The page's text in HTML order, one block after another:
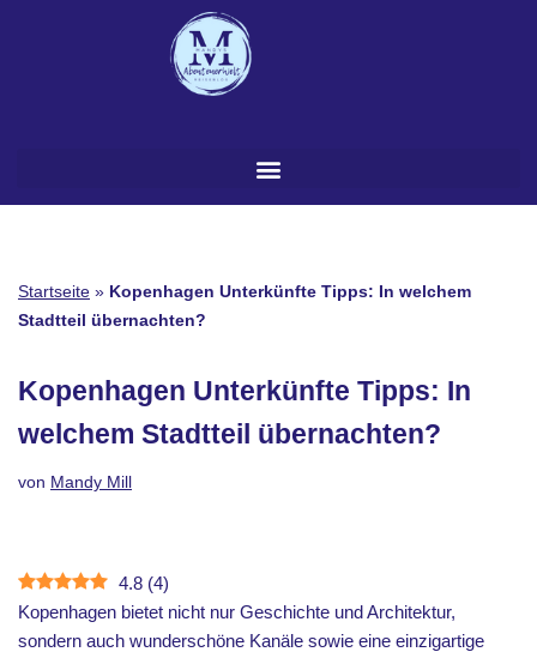
Startseite » Kopenhagen Unterkünfte Tipps: In welchem
Stadtteil übernachten?
Kopenhagen Unterkünfte Tipps: In
welchem Stadtteil übernachten?
von Mandy Mill
4.8 (4)
Kopenhagen bietet nicht nur Geschichte und Architektur,
sondern auch wunderschöne Kanäle sowie eine einzigartige